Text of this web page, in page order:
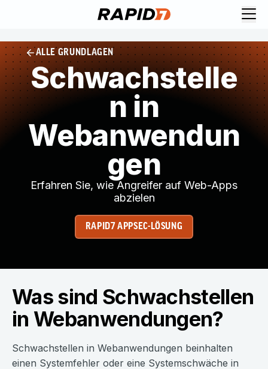
ALLE GRUNDLAGEN
Schwachstelle
n in
Webanwendun
gen
Erfahren Sie, wie Angreifer auf Web-Apps
abzielen
RAPID7 APPSEC-LÖSUNG
Was sind Schwachstellen
in Webanwendungen?
Schwachstellen in Webanwendungen beinhalten
einen Systemfehler oder eine Systemschwäche in